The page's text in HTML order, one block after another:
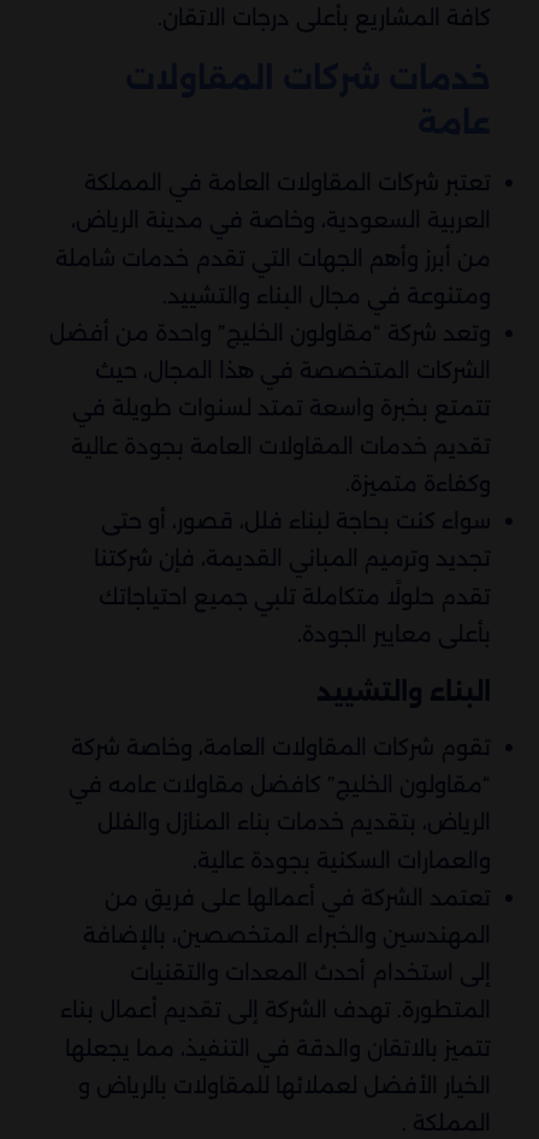
كافة المشاريع بأعلى درجات الاتقان.
تعتبر شركات المقاولات العامة في المملكة
العربية السعودية، وخاصة في مدينة الرياض،
من أبرز وأهم الجهات التي تقدم خدمات شاملة
ومتنوعة في مجال البناء والتشييد.
وتعد شركة “مقاولون الخليج” واحدة من أفضل
الشركات المتخصصة في هذا المجال، حيث
تتمتع بخبرة واسعة تمتد لسنوات طويلة في
تقديم خدمات المقاولات العامة بجودة عالية
وكفاءة متميزة.
سواء كنت بحاجة لبناء فلل، قصور، أو حتى
تجديد وترميم المباني القديمة، فإن شركتنا
تقدم حلولًا متكاملة تلبي جميع احتياجاتك
بأعلى معايير الجودة.
البناء والتشييد
تقوم شركات المقاولات العامة، وخاصة شركة
“مقاولون الخليج” كافضل مقاولات عامه في
الرياض، بتقديم خدمات بناء المنازل والفلل
والعمارات السكنية بجودة عالية.
تعتمد الشركة في أعمالها على فريق من
المهندسين والخبراء المتخصصين، بالإضافة
إلى استخدام أحدث المعدات والتقنيات
المتطورة. تهدف الشركة إلى تقديم أعمال بناء
تتميز بالاتقان والدقة في التنفيذ، مما يجعلها
الخيار الأفضل لعملائها للمقاولات بالرياض و
المملكة .